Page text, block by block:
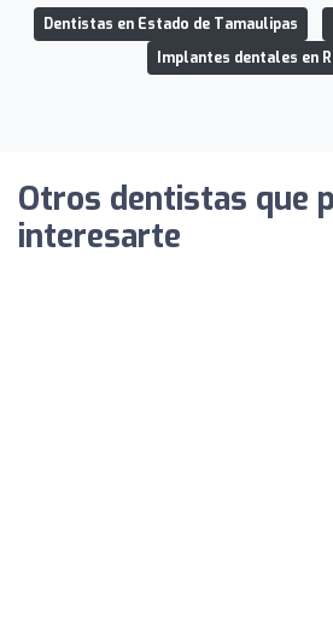
Dentistas en Estado de Tamaulipas
Implantes dentales en
Otros dentistas que
interesarte